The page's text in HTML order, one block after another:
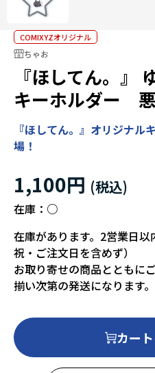
COMIXYZオリジナル
ちゃお
『ほしてん。』
キーホルダー
『ほしてん。』オリジナル
場！
1,100円
在庫： ○
在庫があります。2営業日
祝・ご注文日を含めず）
お取り寄せの商品とともに
揃い次第の発送になります。
カー